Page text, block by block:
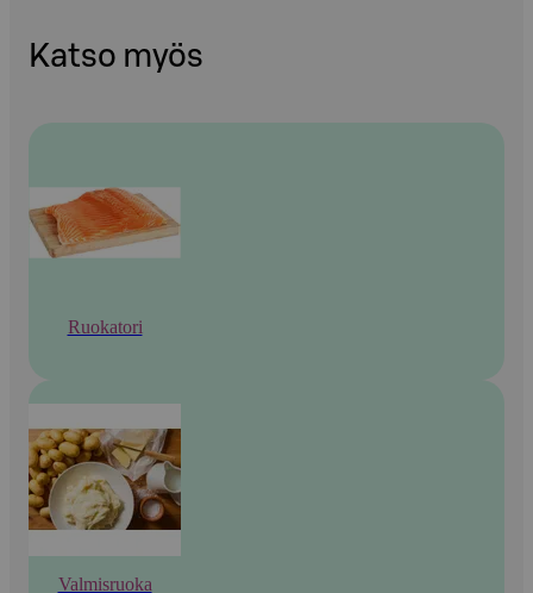
Katso myös
Ruokatori
Valmisruoka